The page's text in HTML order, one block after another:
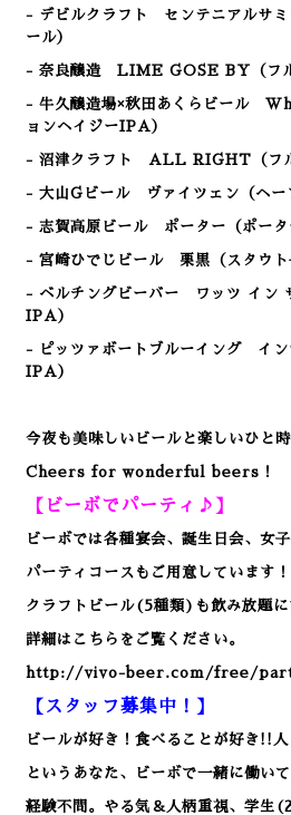
- デビルクラフト センテニアルサミ
ール）
- 奈良醸造 LIME GOSE BY（フル
- 牛久醸造場×秋田あくらビール
ョンヘイジーIPA）
- 沼津クラフト ALL RIGHT（フル
- 大山Gビール ヴァイツェン（ヘー
- 志賀高原ビール ポーター（ポータ
- 宮崎ひでじビール 栗黒（スタウト
- ベルチングビーバー ワッツ イン
IPA）
- ピッツァボートブルーイング イン
IPA）
今夜も美味しいビールと楽しいひと時
Cheers for wonderful beers！
【ビーボでパーティ♪】
ビーボでは各種宴会、誕生日会、女
パーティコースもご用意しています！
クラフトビール(5種類)も飲み放題に
詳細はこちらをご覧ください。
http://vivo-beer.com/free/
【スタッフ募集中！】
ビールが好き！食べることが好き!!
というあなた、ビーボで一緒に働い
経験不問。やる気＆人柄重視、学生